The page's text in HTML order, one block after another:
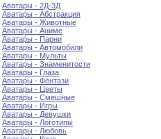
Аватары - 2Д-3Д
Аватары - Абстракция
Аватары - Животные
Аватары - Аниме
Аватары - Парни
Аватары - Автомобили
Аватары - Мульты
Аватары - Знаменитости
Аватары - Глаза
Аватары - Фентази
Аватары - Цветы
Аватары - Смешные
Аватары - Игры
Аватары - Девушки
Аватары - Логотипы
Аватары - Любовь